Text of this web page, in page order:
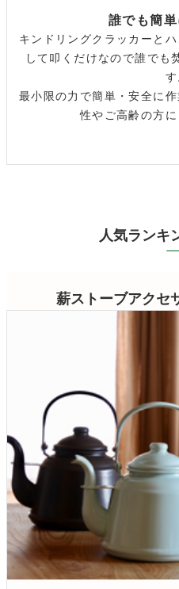
誰でも簡単
キンドリングクラッカーと
して叩くだけなので誰でも
す
最小限の力で簡単・安全に
性やご高齢の方に
人気ランキ
薪ストーブアクセ